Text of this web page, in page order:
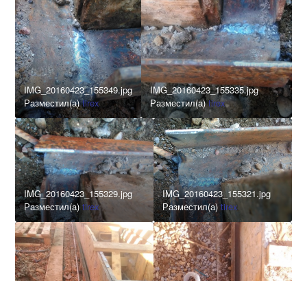
IMG_20160423_155349.jpg
Разместил(а)tirex
IMG_20160423_155335.jpg
Разместил(а)tirex
IMG_20160423_155329.jpg
Разместил(а) tirex
IMG_20160423_155321.jpg
Разместил(а) tirex